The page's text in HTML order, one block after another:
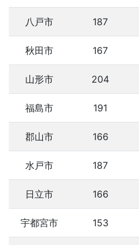
八戸市 187
秋田市 167
山形市 204
福島市 191
郡山市 166
水戸市 187
日立市 166
宇都宮市 153